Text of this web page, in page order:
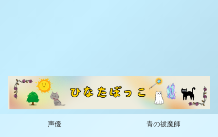
声優 青の祓魔師